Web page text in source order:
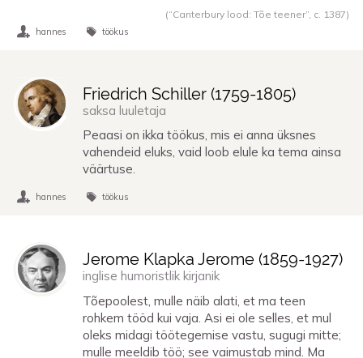
(“Canterbury lood: Tõe teener”, c. 1387)
hannes töökus
Friedrich Schiller (1759-1805)
saksa luuletaja
Peaasi on ikka töökus, mis ei anna üksnes
vahendeid eluks, vaid loob elule ka tema ainsa
väärtuse.
hannes töökus
Jerome Klapka Jerome (1859-1927)
inglise humoristlik kirjanik
Tõepoolest, mulle näib alati, et ma teen
rohkem tööd kui vaja. Asi ei ole selles, et mul
oleks midagi töötegemise vastu, sugugi mitte;
mulle meeldib töö; see vaimustab mind. Ma